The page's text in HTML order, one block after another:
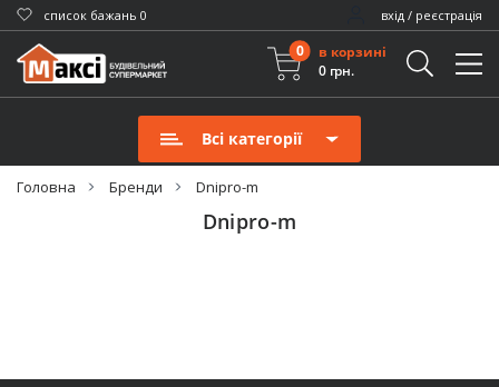
cписок бажань 0 вхід / реєстрація
0
в корзині
0 грн.
Всі категорії
Головна Бренди Dnipro-m
Dnipro-m